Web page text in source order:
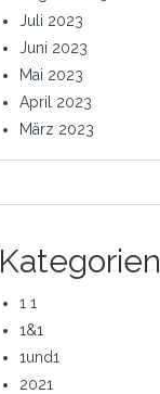
Juli 2023
Juni 2023
Mai 2023
April 2023
März 2023
Kategorien
1 1
1&1
1und1
2021